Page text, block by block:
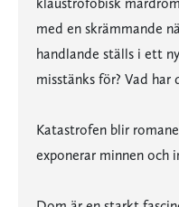
med en skrämmande
handlande ställs i ett
misstänks för? Vad har
Katastrofen blir
exponerar minnen och